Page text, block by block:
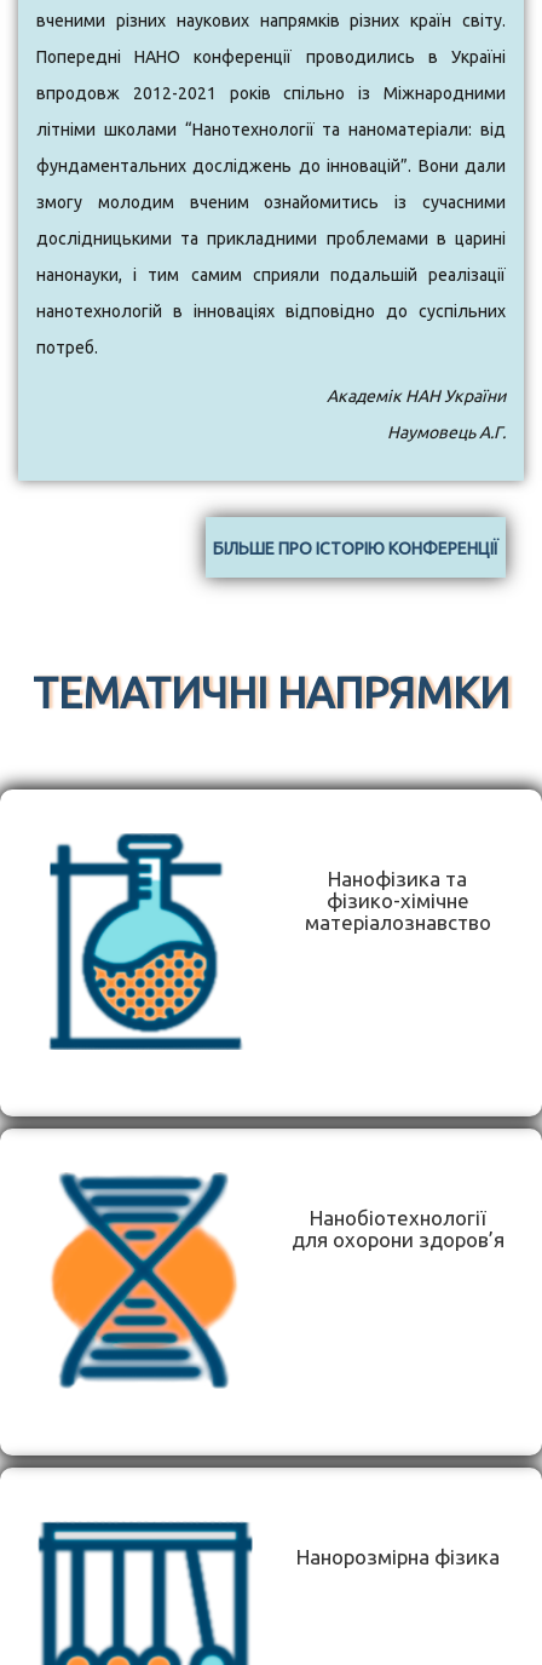
вченими різних наукових напрямків різних країн світу.
Попередні НАНО конференції проводились в Україні
впродовж 2012-2021 років спільно із Міжнародними
літніми школами “Нанотехнології та наноматеріали: від
фундаментальних досліджень до інновацій”. Вони дали
змогу молодим вченим ознайомитись із сучасними
дослідницькими та прикладними проблемами в царині
нанонауки, і тим самим сприяли подальшій реалізації
нанотехнологій в інноваціях відповідно до суспільних
потреб.
Академік НАН України
Наумовець А.Г.
БІЛЬШЕ ПРО ІСТОРІЮ КОНФЕРЕНЦІЇ
ТЕМАТИЧНІ НАПРЯМКИ
Нанофізика та
фізико-хімічне
матеріалознавство
Нанобіотехнології
для охорони здоров’я
Нанорозмірна фізика